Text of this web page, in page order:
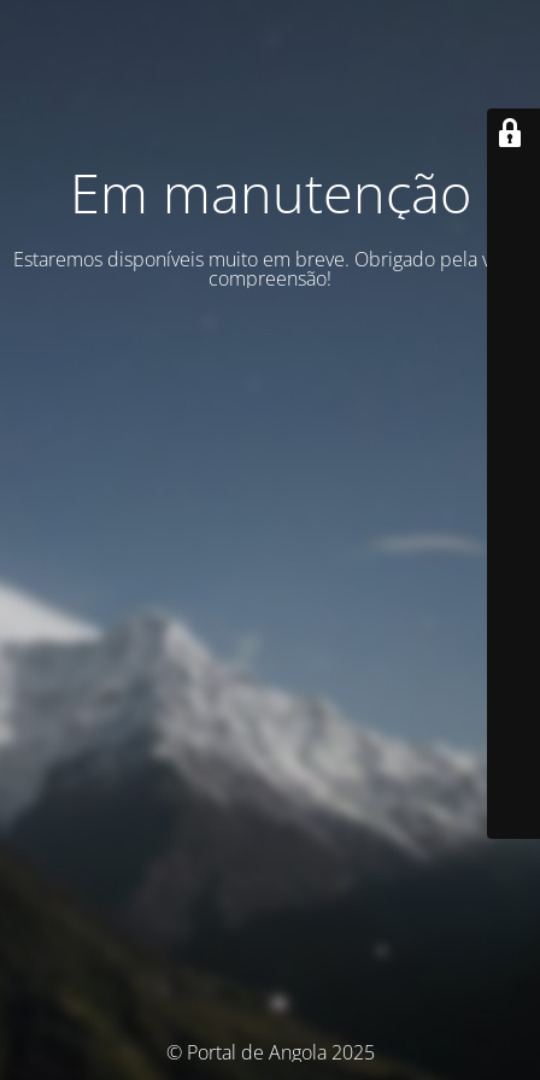
Em manutenção
Estaremos disponíveis muito em breve. Obrigado pela vossa
compreensão!
© Portal de Angola 2025